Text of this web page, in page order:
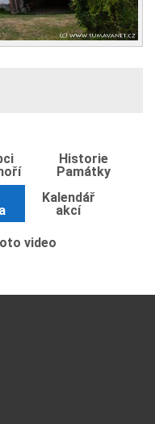
Historie
Památky
Kalendář
akcí
video